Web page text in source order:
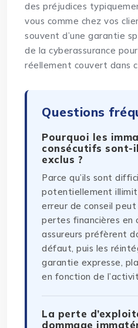
des préjudices
vous comme chez vos
souvent d’une garantie
de lacyberassurance
réellement couvert dans
Questions
Pourquoi les
consécutifs sont-
exclus ?
Parce qu’ils sont
potentiellement
erreur de conseil
pertes financières en
assureurs préfèrent
défaut, puis les
garantie expresse,
en fonction de
La perte
dommage